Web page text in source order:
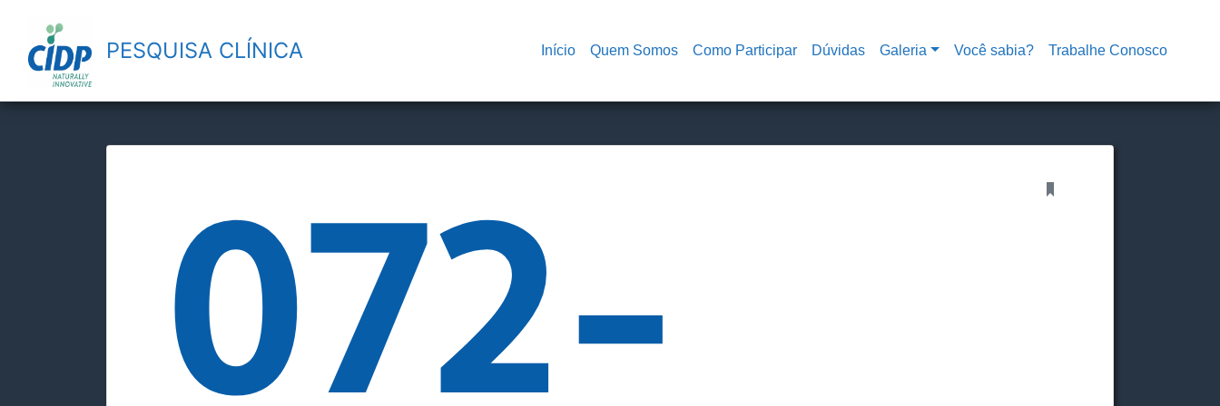
PESQUISA CLÍNICA Início Quem Somos Como Participar Dúvidas Galeria Você sabia? Trabalhe Conosco
072-